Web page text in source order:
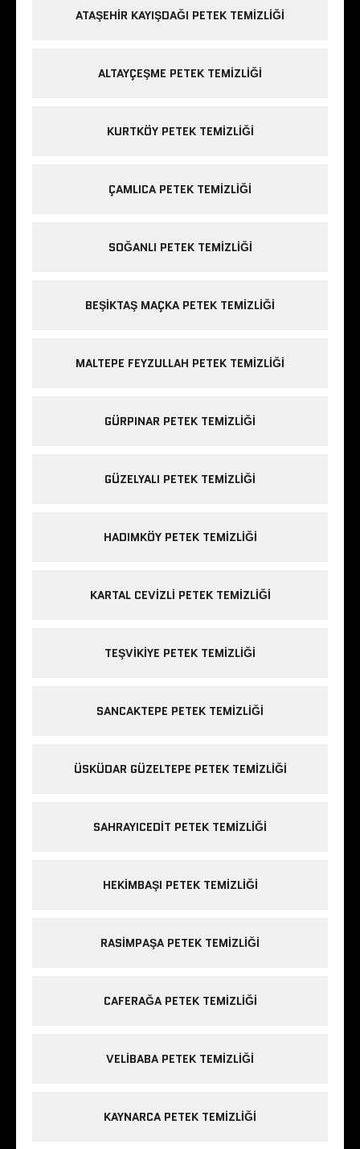
ATAŞEHIR KAYIŞDAĞI PETEK TEMIZLIĞI
ALTAYÇEŞME PETEK TEMIZLIĞI
KURTKÖY PETEK TEMIZLIĞI
ÇAMLICA PETEK TEMIZLIĞI
SOĞANLI PETEK TEMIZLIĞI
BEŞIKTAŞ MAÇKA PETEK TEMIZLIĞI
MALTEPE FEYZULLAH PETEK TEMIZLIĞI
GÜRPINAR PETEK TEMIZLIĞI
GÜZELYALI PETEK TEMIZLIĞI
HADIMKÖY PETEK TEMIZLIĞI
KARTAL CEVIZLI PETEK TEMIZLIĞI
TEŞVIKIYE PETEK TEMIZLIĞI
SANCAKTEPE PETEK TEMIZLIĞI
ÜSKÜDAR GÜZELTEPE PETEK TEMIZLIĞI
SAHRAYICEDIT PETEK TEMIZLIĞI
HEKIMBAŞI PETEK TEMIZLIĞI
RASIMPAŞA PETEK TEMIZLIĞI
CAFERAĞA PETEK TEMIZLIĞI
VELIBABA PETEK TEMIZLIĞI
KAYNARCA PETEK TEMIZLIĞI